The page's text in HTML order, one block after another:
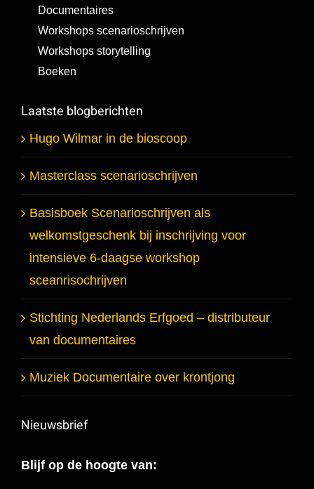
Documentaires
Workshops scenarioschrijven
Workshops storytelling
Boeken
Laatste blogberichten
Hugo Wilmar in de bioscoop
Masterclass scenarioschrijven
Basisboek Scenarioschrijven als
welkomstgeschenk bij inschrijving voor
intensieve 6-daagse workshop
sceanrisochrijven
Stichting Nederlands Erfgoed – distributeur
van documentaires
Muziek Documentaire over krontjong
Nieuwsbrief
Blijf op de hoogte van: